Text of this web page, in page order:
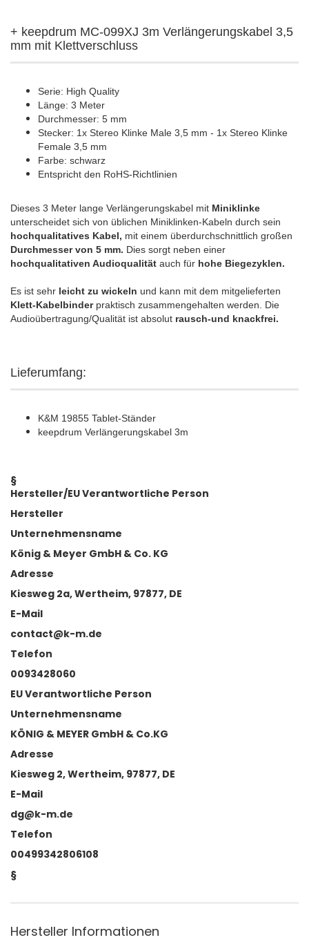
+ keepdrum MC-099XJ 3m Verlängerungskabel 3,5
mm mit Klettverschluss
Serie: High Quality
Länge: 3 Meter
Durchmesser: 5 mm
Stecker: 1x Stereo Klinke Male 3,5 mm - 1x Stereo Klinke
Female 3,5 mm
Farbe: schwarz
Entspricht den RoHS-Richtlinien
Dieses 3 Meter lange Verlängerungskabel mit Miniklinke
unterscheidet sich von üblichen Miniklinken-Kabeln durch sein
hochqualitatives Kabel, mit einem überdurchschnittlich großen
Durchmesser von 5 mm. Dies sorgt neben einer
hochqualitativen Audioqualität auch für hohe Biegezyklen.
Es ist sehr leicht zu wickeln und kann mit dem mitgelieferten
Klett-Kabelbinderpraktisch zusammengehalten werden. Die
Audioübertragung/Qualität ist absolut rausch-und knackfrei.
Lieferumfang:
K&M 19855 Tablet-Ständer
keepdrum Verlängerungskabel 3m
§
Hersteller/EU Verantwortliche Person
Hersteller
Unternehmensname
König & Meyer GmbH & Co. KG
Adresse
Kiesweg 2a, Wertheim, 97877, DE
E-Mail
contact@k-m.de
Telefon
0093428060
EU Verantwortliche Person
Unternehmensname
KÖNIG & MEYER GmbH & Co.KG
Adresse
Kiesweg 2, Wertheim, 97877, DE
E-Mail
dg@k-m.de
Telefon
00499342806108
§
Hersteller Informationen